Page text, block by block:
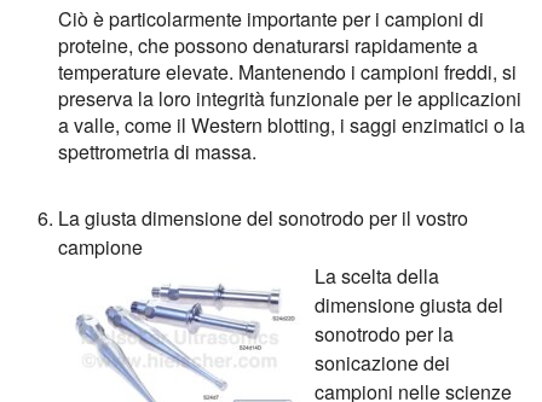
Ciò è particolarmente importante per i campioni di
proteine, che possono denaturarsi rapidamente a
temperature elevate. Mantenendo i campioni freddi, si
preserva la loro integrità funzionale per le applicazioni
a valle, come il Western blotting, i saggi enzimatici o la
spettrometria di massa.
La giusta dimensione del sonotrodo per il vostro
campione
La scelta della
dimensione giusta del
sonotrodo per la
sonicazione dei
campioni nelle scienze